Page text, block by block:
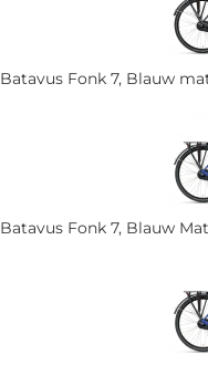
Batavus Fonk 7, Blauw
Batavus Fonk 7, Blauw Mat